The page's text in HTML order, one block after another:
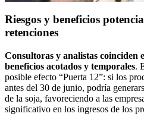
Riesgos y beneficios
retenciones
Consultoras y analistas coinciden
beneficios acotados y temporales.
posible efecto “Puerta 12”: si los
antes del 30 de junio, podría
de la soja, favoreciendo a las
significativo en los ingresos de los